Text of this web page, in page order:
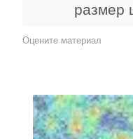
размер
Оцените материал